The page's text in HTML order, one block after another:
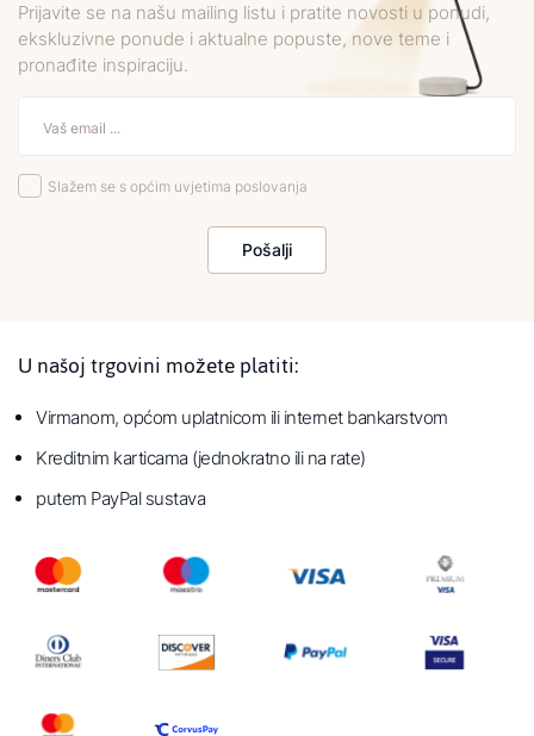
Prijavite se na našu mailing listu i pratite novosti u ponudi,
ekskluzivne ponude i aktualne popuste, nove teme i
pronađite inspiraciju.
Slažem se s općim uvjetima poslovanja
Pošalji
U našoj trgovini možete platiti:
Virmanom, općom uplatnicom ili internet bankarstvom
Kreditnim karticama (jednokratno ili na rate)
putem PayPal sustava